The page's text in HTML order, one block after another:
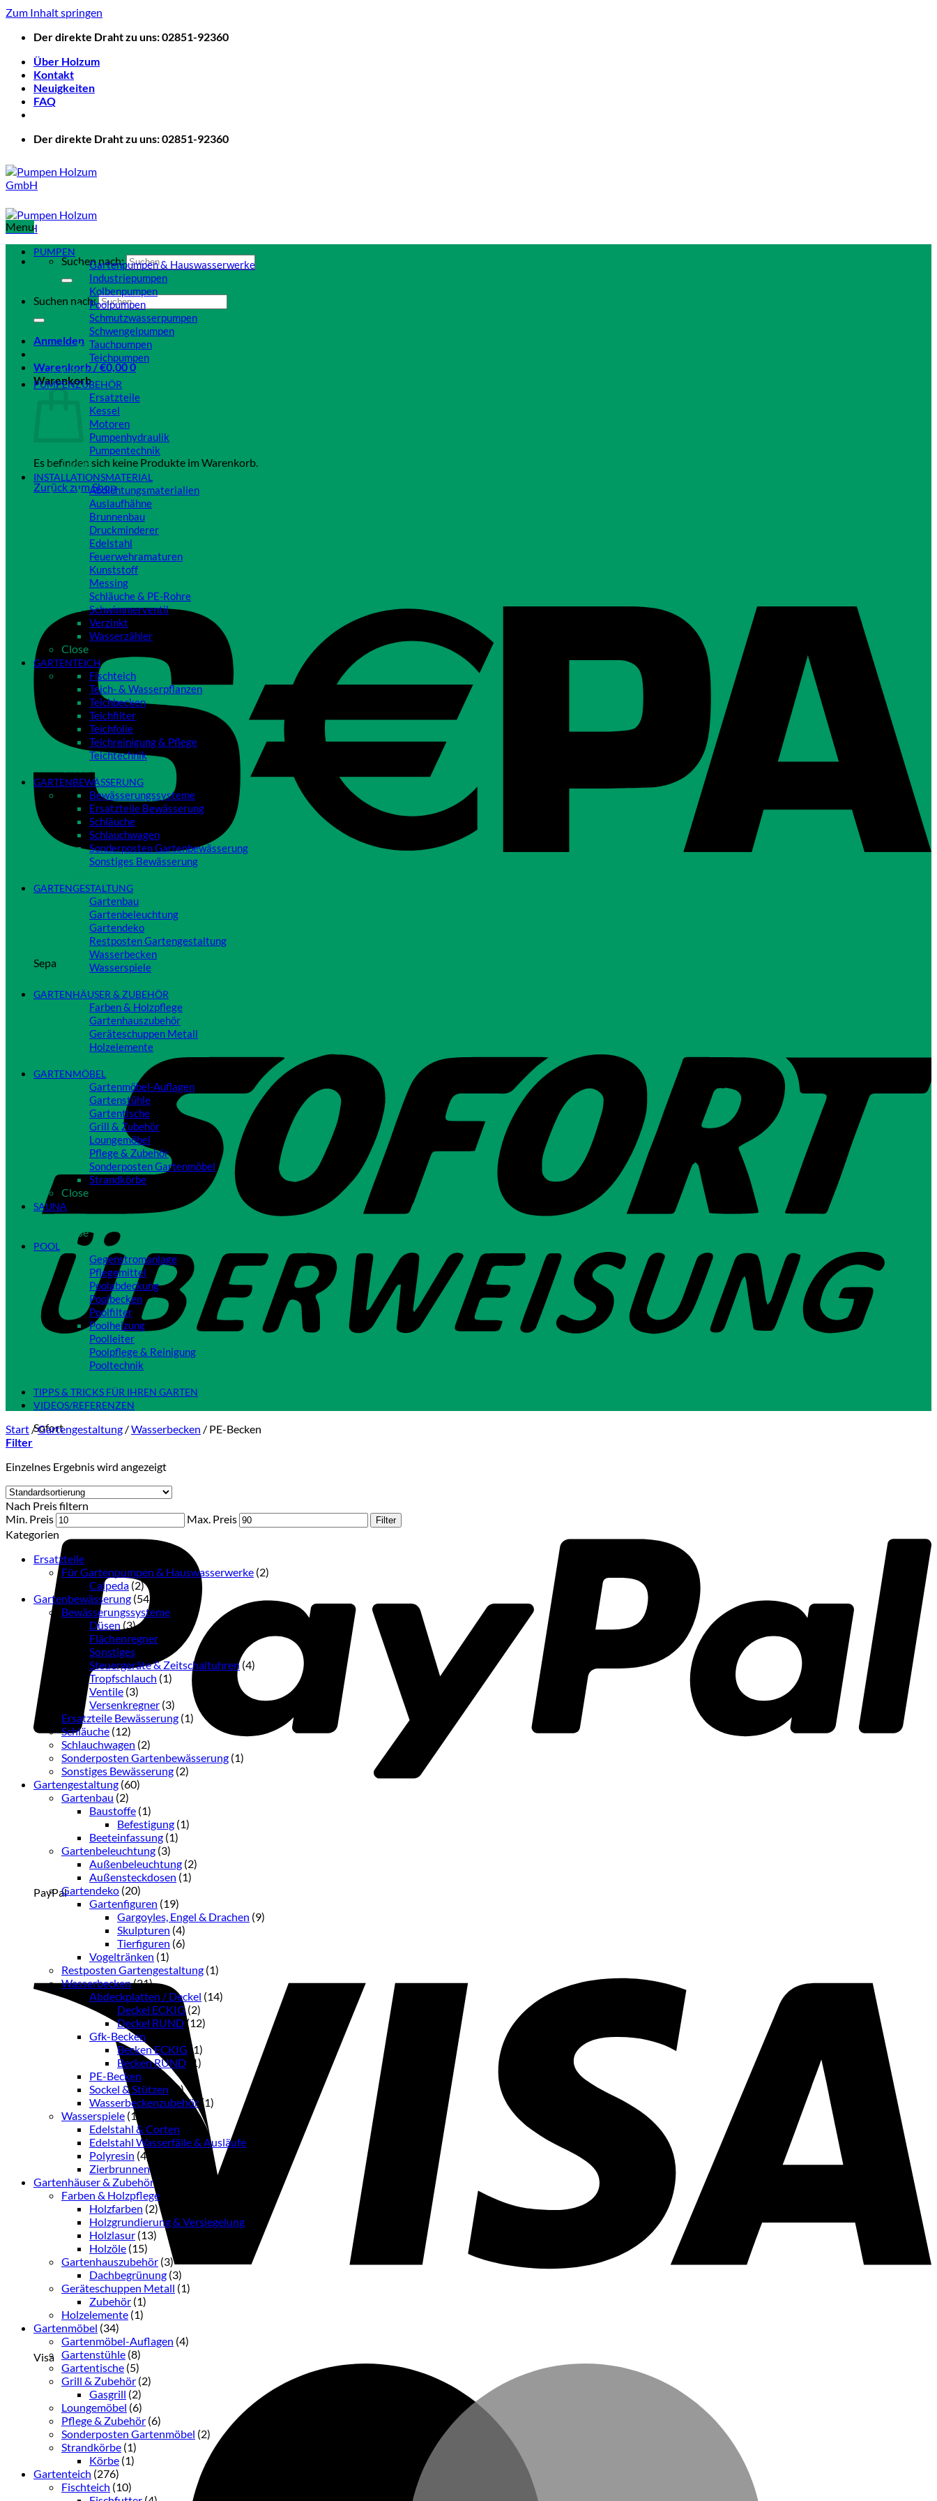
Zum Inhalt springen
Der direkte Draht zu uns: 02851-92360
Über Holzum
Kontakt
Neuigkeiten
FAQ
Der direkte Draht zu uns: 02851-92360
Suchen nach:
Suchen nach:
Anmelden
Warenkorb /€0,000
Warenkorb
Es befinden sich keine Produkte im Warenkorb.
Zurück zum Shop
Sepa
Sofort
PayPal
Visa
Menu
PUMPEN
Gartenpumpen & Hauswasserwerke
Industriepumpen
Kolbenpumpen
Poolpumpen
Schmutzwasserpumpen
Schwengelpumpen
Tauchpumpen
Teichpumpen
Close
PUMPENZUBEHÖR
Ersatzteile
Kessel
Motoren
Pumpenhydraulik
Pumpentechnik
Close
INSTALLATIONSMATERIAL
Abdichtungsmaterialien
Auslaufhähne
Brunnenbau
Druckminderer
Edelstahl
Feuerwehramaturen
Kunststoff
Messing
Schläuche & PE-Rohre
Schwimmerventil
Verzinkt
Wasserzähler
Close
GARTENTEICH
Fischteich
Teich- & Wasserpflanzen
Teichbecken
Teichfilter
Teichfolie
Teichreinigung & Pflege
Teichtechnik
GARTENBEWÄSSERUNG
Bewässerungssysteme
Ersatzteile Bewässerung
Schläuche
Schlauchwagen
Sonderposten Gartenbewässerung
Sonstiges Bewässerung
GARTENGESTALTUNG
Gartenbau
Gartenbeleuchtung
Gartendeko
Restposten Gartengestaltung
Wasserbecken
Wasserspiele
GARTENHÄUSER & ZUBEHÖR
Farben & Holzpflege
Gartenhauszubehör
Geräteschuppen Metall
Holzelemente
GARTENMÖBEL
Gartenmöbel-Auflagen
Gartenstühle
Gartentische
Grill & Zubehör
Loungemöbel
Pflege & Zubehör
Sonderposten Gartenmöbel
Strandkörbe
Close
SAUNA
Close
POOL
Gegenstromanlage
Pflegemittel
Poolabdeckung
Poolbecken
Poolfilter
Poolheizung
Poolleiter
Poolpflege & Reinigung
Pooltechnik
TIPPS & TRICKS FÜR IHREN GARTEN
VIDEOS/REFERENZEN
Start /Gartengestaltung /Wasserbecken / PE-Becken
Filter
Einzelnes Ergebnis wird angezeigt
Nach Preis filtern
Min. Preis
Max. Preis Filter
Kategorien
Ersatzteile
Für Gartenpumpen & Hauswasserwerke (2)
Calpeda (2)
Gartenbewässerung (54)
Bewässerungssysteme
Düsen (3)
Flächenregner
Sonstiges
Steuergeräte & Zeitschaltuhren (4)
Tropfschlauch (1)
Ventile (3)
Versenkregner (3)
Ersatzteile Bewässerung (1)
Schläuche (12)
Schlauchwagen (2)
Sonderposten Gartenbewässerung (1)
Sonstiges Bewässerung (2)
Gartengestaltung (60)
Gartenbau (2)
Baustoffe (1)
Befestigung (1)
Beeteinfassung (1)
Gartenbeleuchtung (3)
Außenbeleuchtung (2)
Außensteckdosen (1)
Gartendeko (20)
Gartenfiguren (19)
Gargoyles, Engel & Drachen (9)
Skulpturen (4)
Tierfiguren (6)
Vogeltränken (1)
Restposten Gartengestaltung (1)
Wasserbecken(21)
Abdeckplatten / Deckel (14)
Deckel ECKIG (2)
Deckel RUND (12)
Gfk-Becken
Becken ECKIG (1)
Becken RUND
(1)
PE-Becken
Sockel & Stützen
(3)
Wasserbeckenzubehör (1)
Wasserspiele (13)
Edelstahl & Corten
Edelstahl Wasserfälle & Ausläufe
Polyresin (4)
Zierbrunnen
Gartenhäuser & Zubehör
Farben & Holzpflege
Holzfarben (2)
Holzgrundierung & Versiegelung
Holzlasur (13)
Holzöle (15)
Gartenhauszubehör (3)
Dachbegrünung (3)
Geräteschuppen Metall (1)
Zubehör (1)
Holzelemente (1)
Gartenmöbel (34)
Gartenmöbel-Auflagen (4)
Gartenstühle (8)
Gartentische (5)
Grill & Zubehör (2)
Gasgrill (2)
Loungemöbel (6)
Pflege & Zubehör (6)
Sonderposten Gartenmöbel (2)
Strandkörbe (1)
Körbe (1)
Gartenteich (276)
Fischteich (10)